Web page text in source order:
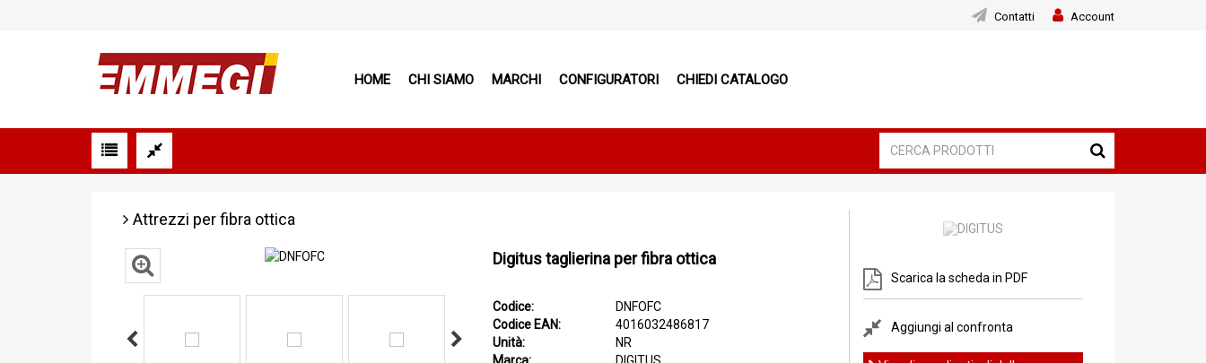
Account
Contatti
HOME CHI SIAMO MARCHI CONFIGURATORI CHIEDI CATALOGO
Attrezzi per fibra ottica
Digitus taglierina per fibra ottica
Codice:
DNFOFC
Codice EAN:
4016032486817
Unità:
NR
Scarica la scheda in PDF
Aggiungi al confronta